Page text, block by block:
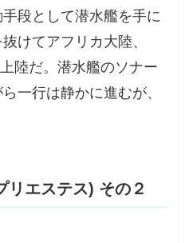
段として潜水艦を手に
けてアフリカ大陸、
陸だ。潜水艦のソナー
一行は静かに進むが、
リエステス) その２